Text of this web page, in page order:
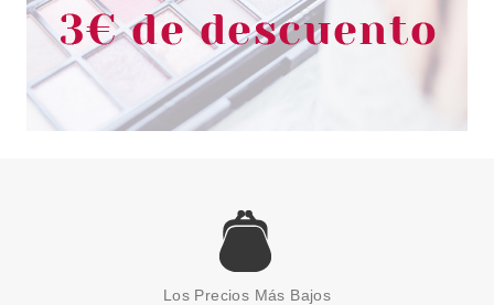
Los Precios Más Bajos